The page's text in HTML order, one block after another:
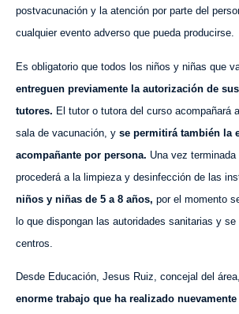
postvacunación y la atención por parte del
cualquier evento adverso que pueda producirse.
Es obligatorio que todos los niños y niñas que
entreguen previamente la autorización de
tutores. El tutor o tutora del curso acompañará
sala de vacunación, y se permitirá también la
acompañante por persona. Una vez terminada
procederá a la limpieza y desinfección de las
niños y niñas de 5 a 8 años, por el momento
lo que dispongan las autoridades sanitarias y
centros.
Desde Educación, Jesus Ruiz, concejal del área,
enorme trabajo que ha realizado nuevamente